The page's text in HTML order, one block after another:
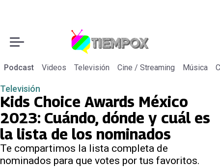
Podcast Videos Televisión Cine / Streaming Música
Televisión
Kids Choice Awards México
2023: Cuándo, dónde y cuál es
la lista de los nominados
Te compartimos la lista completa de
nominados para que votes por tus favoritos.